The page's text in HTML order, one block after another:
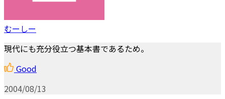
むーしー
現代にも充分役立つ基本書であるため。
Good
2004/08/13